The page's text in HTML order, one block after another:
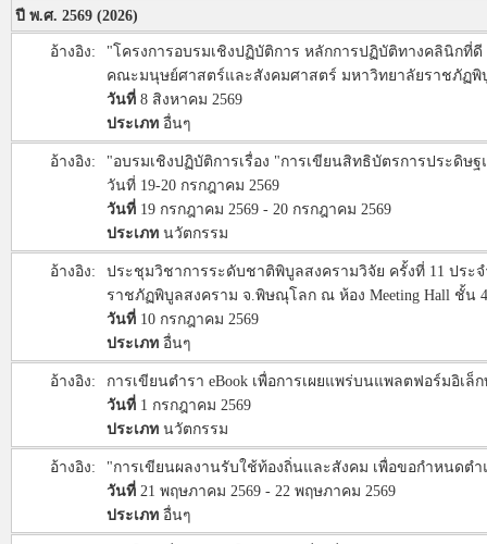
ปี พ.ศ. 2569 (2026)
อ้างอิง:
"โครงการอบรมเชิงปฏิบัติการ หลักการปฏิบัติทางคลินิกที่ดี
คณะมนุษย์ศาสตร์และสังคมศาสตร์ มหาวิทยาลัยราชภัฏพิ
วันที่ 8 สิงหาคม 2569
ประเภท อื่นๆ
อ้างอิง:
"อบรมเชิงปฏิบัติการเรื่อง "การเขียนสิทธิบัตรการประดิ
วันที่ 19-20 กรกฎาคม 2569
วันที่ 19 กรกฎาคม 2569 - 20 กรกฎาคม 2569
ประเภท นวัตกรรม
อ้างอิง:
ประชุมวิชาการระดับชาติพิบูลสงครามวิจัย ครั้งที่ 11 ปร
ราชภัฏพิบูลสงคราม จ.พิษณุโลก ณ ห้อง Meeting Hall ชั้
วันที่ 10 กรกฎาคม 2569
ประเภท อื่นๆ
อ้างอิง:
การเขียนตำรา eBook เพื่อการเผยแพร่บนแพลตฟอร์มอิ
วันที่ 1 กรกฎาคม 2569
ประเภท นวัตกรรม
อ้างอิง:
"การเขียนผลงานรับใช้ท้องถิ่นและสังคม เพื่อขอกำหนดต
วันที่ 21 พฤษภาคม 2569 - 22 พฤษภาคม 2569
ประเภท อื่นๆ